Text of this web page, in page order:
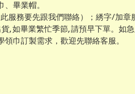
畢業帽。
服務要先跟我們聯絡）；綉字/加章
, 如畢業繁忙季節, 請預早下單。如
領巾訂製需求，歡迎先聯絡客服。